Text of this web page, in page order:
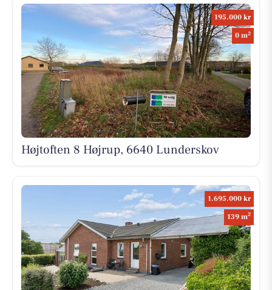
195.000 kr
0 m2
Højtoften 8 Højrup, 6640 Lunderskov
1.695.000 kr
139 m2